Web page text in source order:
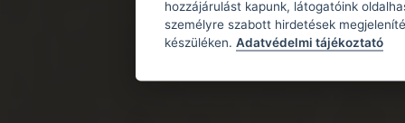
hozzájárulást kapunk, látogatóink
személyre szabott hirdetések
készüléken. Adatvédelmi tájékoztató